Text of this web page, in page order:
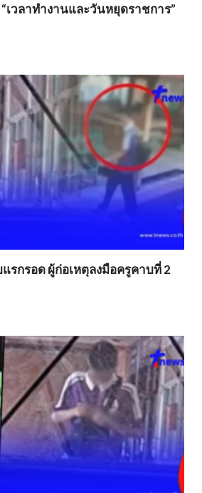
เวลาทำงานและวันหยุดราชการ”
รกรอด ผู้ก่อเหตุลงมือครูคาบที่ 2